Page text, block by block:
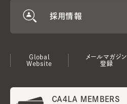
採用情報
Global
Website
メールマガジン
登録
CA4LA MEMBERS